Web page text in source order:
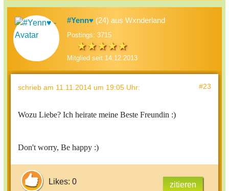
#Yenn♥ (24) aus Wxnderland
Postings: 3715
Mitglied seit 14.12.2013
schrieb am 11.11.2014 um 19:05 Uhr: #23
Wozu Liebe? Ich heirate meine Beste Freundin :)
Don't worry, Be happy :)
Likes: 0 zitieren